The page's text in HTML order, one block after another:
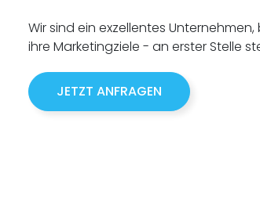
Wir sind ein exzellentes
ihre Marketingziele - an erster Stelle
JETZT ANFRAGEN